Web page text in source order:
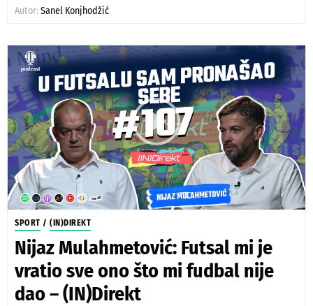
Autor: Sanel Konjhodžić
SPORT / (IN)DIREKT
Nijaz Mulahmetović: Futsal mi je
vratio sve ono što mi fudbal nije
dao – (IN)Direkt